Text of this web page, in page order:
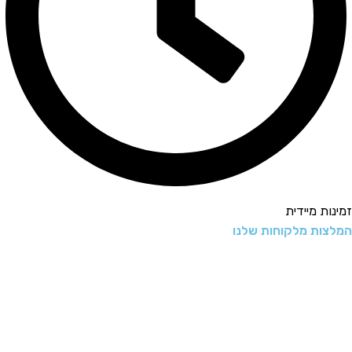
מיידית
מלקוחות שלנו